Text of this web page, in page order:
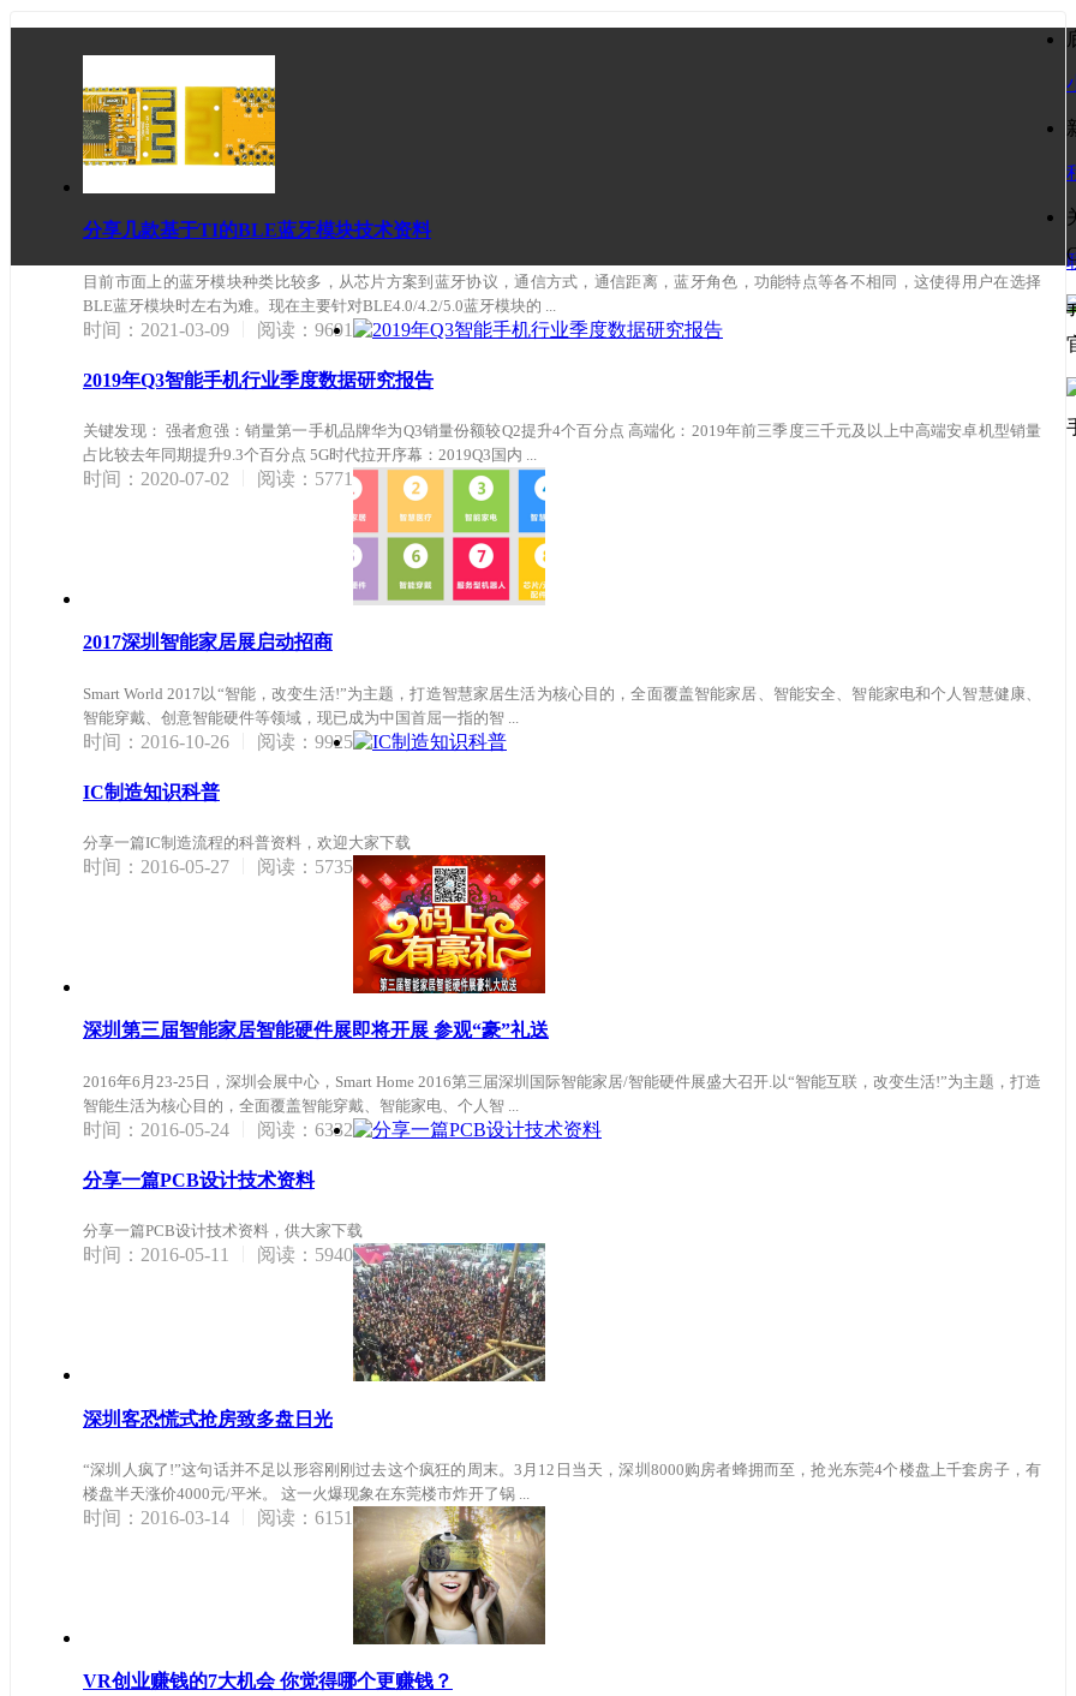
分享几款基于TI的BLE蓝牙模块技术资料
目前市面上的蓝牙模块种类比较多，从芯片方案到蓝牙协议，通信方式，通信距离，蓝牙角色，功能特点等各不相同，这使得用户在选择
BLE蓝牙模块时左右为难。现在主要针对BLE4.0/4.2/5.0蓝牙模块的 ...
时间：2021-03-09 阅读：9691
2019年Q3智能手机行业季度数据研究报告
关键发现： 强者愈强：销量第一手机品牌华为Q3销量份额较Q2提升4个百分点 高端化：2019年前三季度三千元及以上中高端安卓机型销量
占比较去年同期提升9.3个百分点 5G时代拉开序幕：2019Q3国内 ...
时间：2020-07-02 阅读：5771
2017深圳智能家居展启动招商
Smart World 2017以“智能，改变生活!”为主题，打造智慧家居生活为核心目的，全面覆盖智能家居、智能安全、智能家电和个人智慧健康、
智能穿戴、创意智能硬件等领域，现已成为中国首屈一指的智 ...
时间：2016-10-26 阅读：9925
IC制造知识科普
分享一篇IC制造流程的科普资料，欢迎大家下载
时间：2016-05-27 阅读：5735
深圳第三届智能家居智能硬件展即将开展 参观“豪”礼送
2016年6月23-25日，深圳会展中心，Smart Home 2016第三届深圳国际智能家居/智能硬件展盛大召开.以“智能互联，改变生活!”为主题，打造
智能生活为核心目的，全面覆盖智能穿戴、智能家电、个人智 ...
时间：2016-05-24 阅读：6332
分享一篇PCB设计技术资料
分享一篇PCB设计技术资料，供大家下载
时间：2016-05-11 阅读：5940
深圳客恐慌式抢房致多盘日光
“深圳人疯了!”这句话并不足以形容刚刚过去这个疯狂的周末。3月12日当天，深圳8000购房者蜂拥而至，抢光东莞4个楼盘上千套房子，有
楼盘半天涨价4000元/平米。 这一火爆现象在东莞楼市炸开了锅 ...
时间：2016-03-14 阅读：6151
VR创业赚钱的7大机会 你觉得哪个更赚钱？